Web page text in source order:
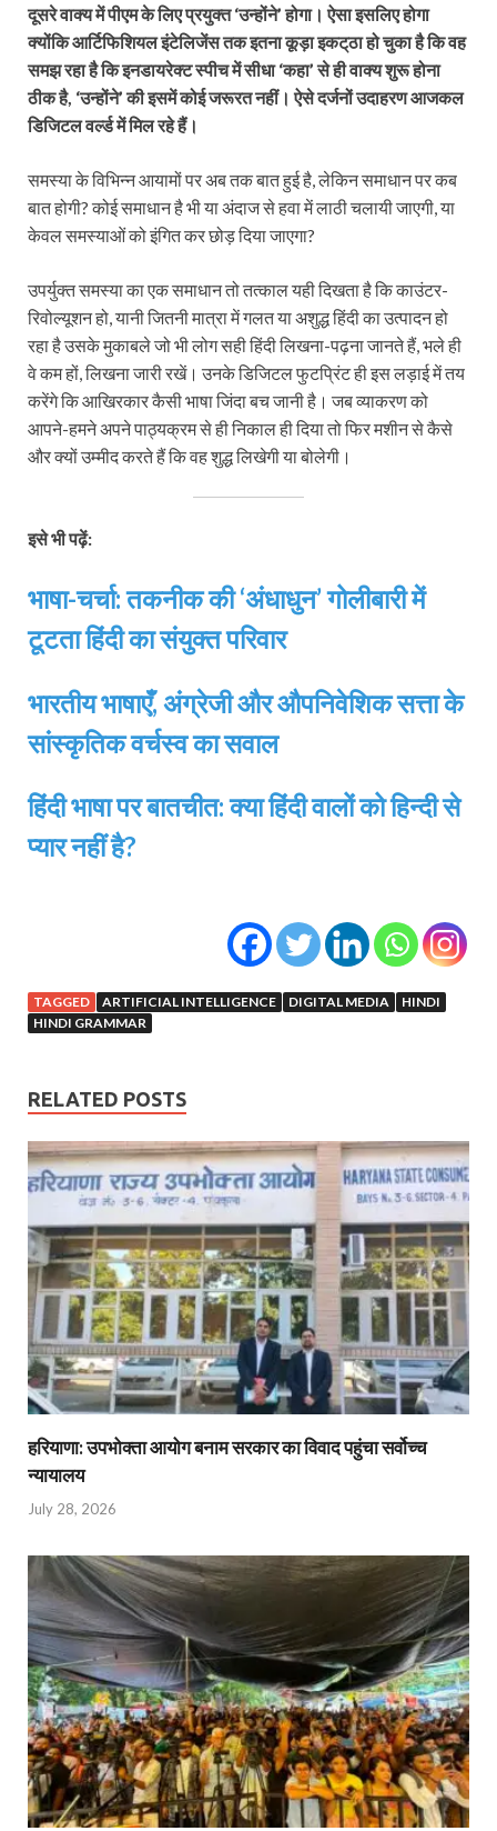
दूसरे वाक्य में पीएम के लिए प्रयुक्त ‘उन्होंने’ होगा। ऐसा इसलिए होगा
क्योंकि आर्टिफिशियल इंटेलिजेंस तक इतना कूड़ा इकट्‌ठा हो चुका है कि वह
समझ रहा है कि इनडायरेक्ट स्पीच में सीधा ‘कहा’ से ही वाक्य शुरू होना
ठीक है, ‘उन्होंने’ की इसमें कोई जरूरत नहीं। ऐसे दर्जनों उदाहरण आजकल
डिजिटल वर्ल्ड में मिल रहे हैं।
समस्या के विभिन्न आयामों पर अब तक बात हुई है, लेकिन समाधान पर कब
बात होगी? कोई समाधान है भी या अंदाज से हवा में लाठी चलायी जाएगी, या
केवल समस्याओं को इंगित कर छोड़ दिया जाएगा?
उपर्युक्त समस्या का एक समाधान तो तत्काल यही दिखता है कि काउंटर-
रिवोल्यूशन हो, यानी जितनी मात्रा में गलत या अशुद्ध हिंदी का उत्पादन हो
रहा है उसके मुकाबले जो भी लोग सही हिंदी लिखना-पढ़ना जानते हैं, भले ही
वे कम हों, लिखना जारी रखें। उनके डिजिटल फुटप्रिंट ही इस लड़ाई में तय
करेंगे कि आखिरकार कैसी भाषा जिंदा बच जानी है। जब व्याकरण को
आपने-हमने अपने पाठ्यक्रम से ही निकाल ही दिया तो फिर मशीन से कैसे
और क्यों उम्मीद करते हैं कि वह शुद्ध लिखेगी या बोलेगी।
इसे भी पढ़ें:
भाषा-चर्चा: तकनीक की ‘अंधाधुन’ गोलीबारी में
टूटता हिंदी का संयुक्त परिवार
भारतीय भाषाएँ, अंग्रेजी और औपनिवेशिक सत्ता के
सांस्कृतिक वर्चस्व का सवाल
हिंदी भाषा पर बातचीत: क्या हिंदी वालों को हिन्दी से
प्यार नहीं है?
TAGGED ARTIFICIAL INTELLIGENCE DIGITAL MEDIA
HINDI
HINDI GRAMMAR
RELATED POSTS
हरियाणा: उपभोक्ता आयोग बनाम सरकार का विवाद पहुंचा सर्वोच्च
न्यायालय
July 28, 2026